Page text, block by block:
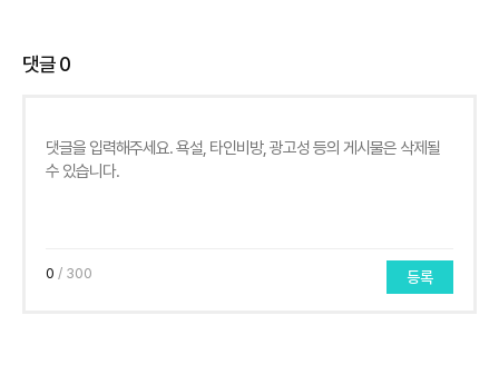
댓글0
0 / 300 등록